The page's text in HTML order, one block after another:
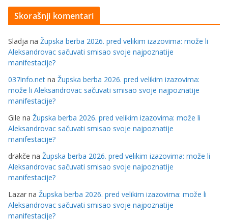
Skorašnji komentari
Sladja na Župska berba 2026. pred velikim izazovima: može li
Aleksandrovac sačuvati smisao svoje najpoznatije
manifestacije?
037info.net na Župska berba 2026. pred velikim izazovima:
može li Aleksandrovac sačuvati smisao svoje najpoznatije
manifestacije?
Gile na Župska berba 2026. pred velikim izazovima: može li
Aleksandrovac sačuvati smisao svoje najpoznatije
manifestacije?
drakče na Župska berba 2026. pred velikim izazovima: može li
Aleksandrovac sačuvati smisao svoje najpoznatije
manifestacije?
Lazar na Župska berba 2026. pred velikim izazovima: može li
Aleksandrovac sačuvati smisao svoje najpoznatije
manifestacije?